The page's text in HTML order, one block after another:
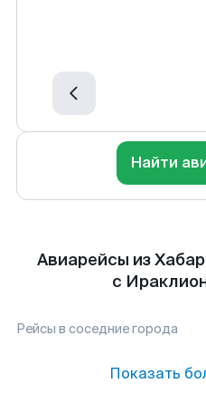
Найти
Авиарейсы из
с
Рейсы в соседние города
Показать